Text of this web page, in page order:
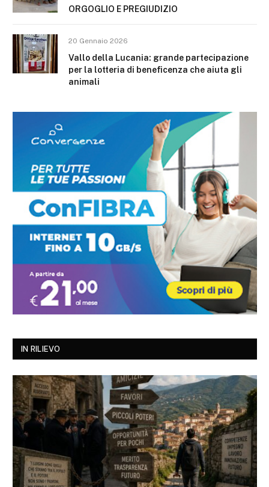
ORGOGLIO E PREGIUDIZIO
20 Gennaio 2026
Vallo della Lucania: grande partecipazione
per la lotteria di beneficenza che aiuta gli
animali
IN RILIEVO